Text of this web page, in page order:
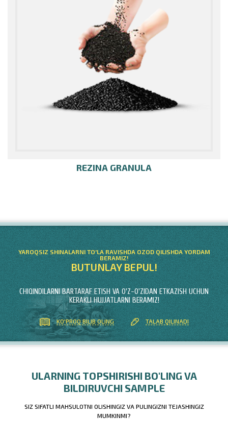
REZINA GRANULA
YAROQSIZ SHINALARNI TO'LA RAVISHDA OZOD QILISHDA YORDAM
BERAMIZ!
BUTUNLAY BEPUL!
CHIQINDILARNI BARTARAF ETISH VA O'Z-O'ZIDAN ETKAZISH UCHUN
KERAKLI HUJJATLARNI BERAMIZ!
KO'PROQ BILIB OLING TALAB QILINADI
ULARNING TOPSHIRISHI BO'LING VA
BILDIRUVCHI SAMPLE
SIZ SIFATLI MAHSULOTNI OLISHINGIZ VA PULINGIZNI TEJASHINGIZ
MUMKINMI?